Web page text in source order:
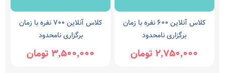
کلاس آنلاین 600 نفره با زمان
برگزاری نامحدود
2,750,000 تومان
کلاس آنلاین 700 نفره با زمان
برگزاری نامحدود
3,500,000 تومان